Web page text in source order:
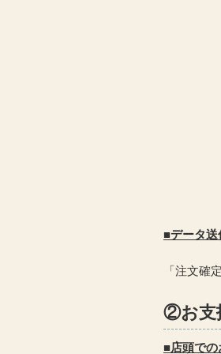
■データ
「注文確
②お支
■店頭で